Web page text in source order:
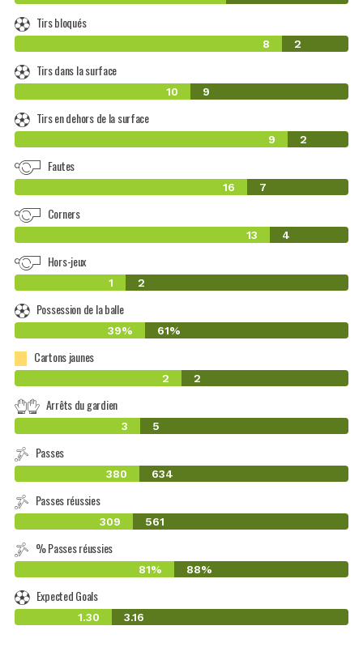
Tirs bloqués
8 2
Tirs dans la surface
10 9
Tirs en dehors de la surface
9 2
Fautes
16 7
Corners
13 4
Hors-jeux
1 2
Possession de la balle
39% 61%
Cartons jaunes
2 2
Arrêts du gardien
3 5
Passes
380 634
Passes réussies
309 561
% Passes réussies
81% 88%
Expected Goals
1.30 3.16